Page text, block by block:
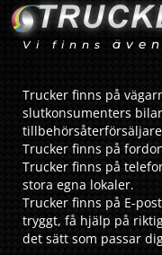
Vi finns även
Trucker finns på
slutkonsumenters
Trucker finns på
Trucker finns på
stora egna lokaler.
Trucker finns på E-
tryggt, få hjälp på
det sätt som passar